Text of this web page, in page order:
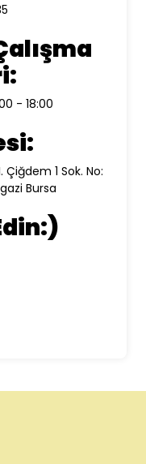
- 18:00
1 Sok. No:
Bursa